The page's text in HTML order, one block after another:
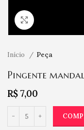
Início Peça
Pingente
R$ 7,00